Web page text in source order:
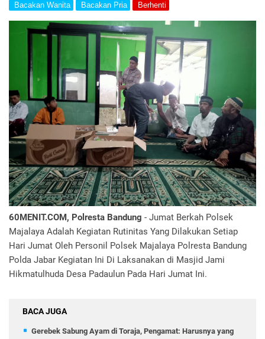
Bacakan Wanita Bacakan Pria Berhenti
60MENIT.COM, Polresta Bandung - Jumat Berkah Polsek
Majalaya Adalah Kegiatan Rutinitas Yang Dilakukan Setiap
Hari Jumat Oleh Personil Polsek Majalaya Polresta Bandung
Polda Jabar Kegiatan Ini Di Laksanakan di Masjid Jami
Hikmatulhuda Desa Padaulun Pada Hari Jumat Ini.
BACA JUGA
Gerebek Sabung Ayam di Toraja, Pengamat: Harusnya yang